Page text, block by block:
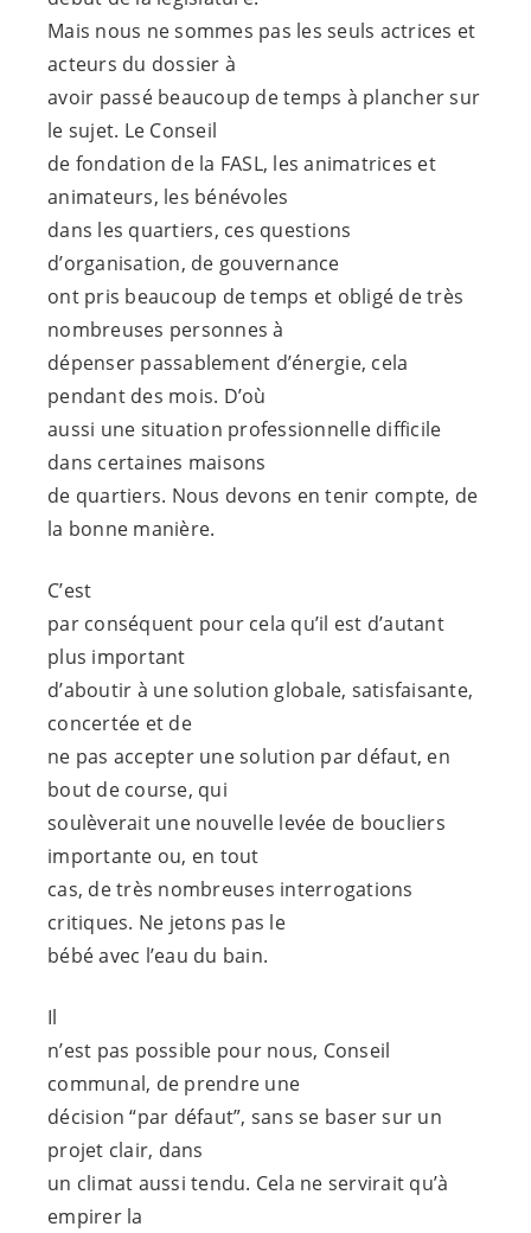
Mais nous ne sommes pas les seuls actrices et
acteurs du dossier à
avoir passé beaucoup de temps à plancher sur
le sujet. Le Conseil
de fondation de la FASL, les animatrices et
animateurs, les bénévoles
dans les quartiers, ces questions
d’organisation, de gouvernance
ont pris beaucoup de temps et obligé de très
nombreuses personnes à
dépenser passablement d’énergie, cela
pendant des mois. D’où
aussi une situation professionnelle difficile
dans certaines maisons
de quartiers. Nous devons en tenir compte, de
la bonne manière.
C’est
par conséquent pour cela qu’il est d’autant
plus important
d’aboutir à une solution globale, satisfaisante,
concertée et de
ne pas accepter une solution par défaut, en
bout de course, qui
soulèverait une nouvelle levée de boucliers
importante ou, en tout
cas, de très nombreuses interrogations
critiques. Ne jetons pas le
bébé avec l’eau du bain.
Il
n’est pas possible pour nous, Conseil
communal, de prendre une
décision “par défaut”, sans se baser sur un
projet clair, dans
un climat aussi tendu. Cela ne servirait qu’à
empirer la